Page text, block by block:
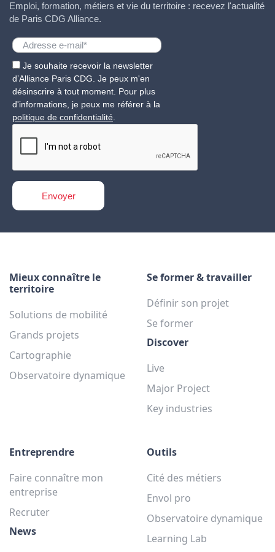
Emploi, formation, métiers et vie du territoire : recevez l'actualité
de Paris CDG Alliance.
Je souhaite recevoir la newsletter
d’Alliance Paris CDG. Je peux m'en
désinscrire à tout moment. Pour plus
d'informations, je peux me référer à la
politique de confidentialité
Mieux connaître le
territoire
Solutions de mobilité
Grands projets
Cartographie
Observatoire dynamique
Se former & travailler
Définir son projet
Se former
Discover
Live
Major Project
Key industries
Entreprendre
Faire connaître mon
entreprise
Recruter
News
Outils
Cité des métiers
Envol pro
Observatoire dynamique
Learning Lab